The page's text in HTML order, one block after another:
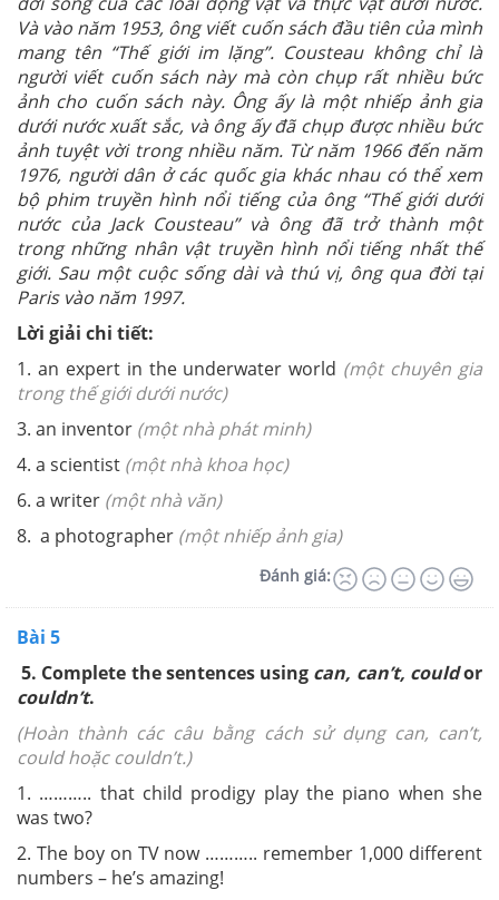
Và vào năm 1953, ông viết cuốn sách đầu tiên của mình
mang tên “Thế giới im lặng”. Cousteau không chỉ là
người viết cuốn sách này mà còn chụp rất nhiều bức
ảnh cho cuốn sách này. Ông ấy là một nhiếp ảnh gia
dưới nước xuất sắc, và ông ấy đã chụp được nhiều bức
ảnh tuyệt vời trong nhiều năm. Từ năm 1966 đến năm
1976, người dân ở các quốc gia khác nhau có thể xem
bộ phim truyền hình nổi tiếng của ông “Thế giới dưới
nước của Jack Cousteau” và ông đã trở thành một
trong những nhân vật truyền hình nổi tiếng nhất thế
giới. Sau một cuộc sống dài và thú vị, ông qua đời tại
Paris vào năm 1997.
Lời giải chi tiết:
1. an expert in the underwater world (một chuyên gia
trong thế giới dưới nước)
3. an inventor (một nhà phát minh)
4. a scientist (một nhà khoa học)
6. a writer (một nhà văn)
8. a photographer (một nhiếp ảnh gia)
Đánh giá:
Bài 5
5. Complete the sentences using can, can’t, couldor
couldn’t.
(Hoàn thành các câu bằng cách sử dụng can, can’t,
could hoặc couldn’t.)
1. ……….. that child prodigy play the piano when she
was two?
2. The boy on TV now ……….. remember 1,000 different
numbers – he’s amazing!